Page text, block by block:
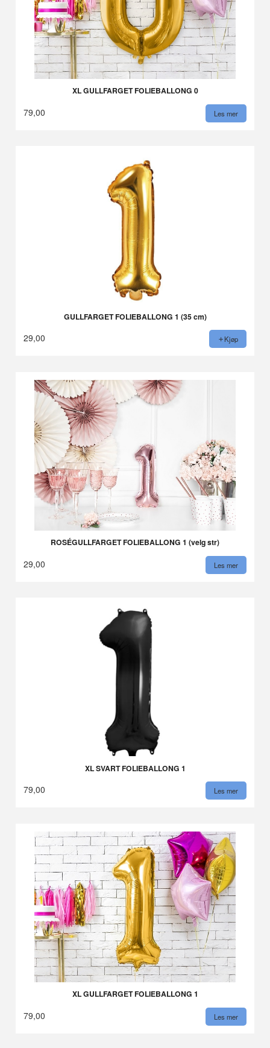
XL GULLFARGET FOLIEBALLONG 0
79,00 Les mer
GULLFARGET FOLIEBALLONG 1 (35 cm)
29,00 Kjøp
ROSÉGULLFARGET FOLIEBALLONG 1 (velg str)
29,00 Les mer
XL SVART FOLIEBALLONG 1
79,00 Les mer
XL GULLFARGET FOLIEBALLONG 1
79,00 Les mer